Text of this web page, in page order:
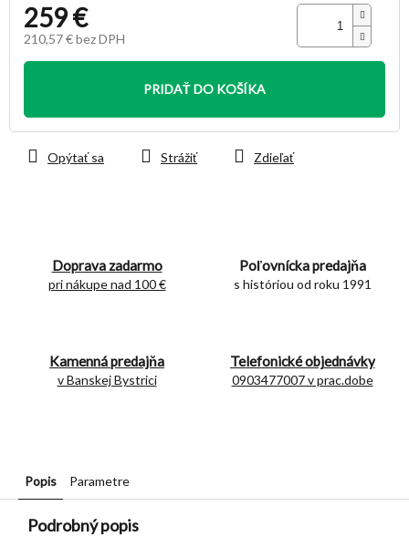
259 €
210,57 € bez DPH
Jednotková
PRIDAŤ DO KOŠÍKA
Doprava zadarmo
pri nákupe nad 100 €
Poľovnícka predajňa
s históriou od roku 1991
Kamenná predajňa
v Banskej Bystrici
Telefonické objednávky
0903477007 v prac.dobe
Opýtať sa Strážiť Zdieľať
Popis Parametre
Podrobný popis